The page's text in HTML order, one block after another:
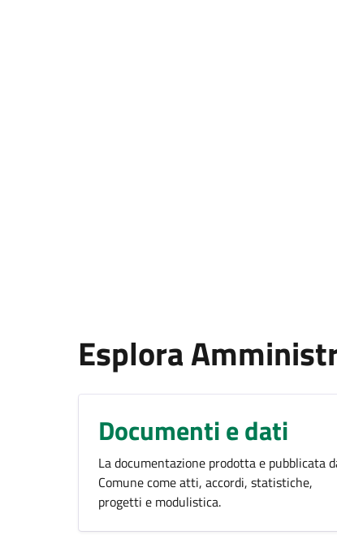
Esplora
Documenti e dati
La documentazione prodotta e pubblicata
Comune come atti, accordi, statistiche,
progetti e modulistica.